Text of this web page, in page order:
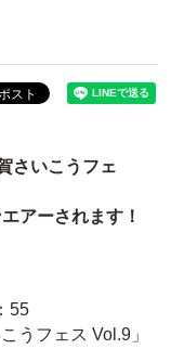
さいこうフェ
アーされます！
55
うフェス Vol.9」